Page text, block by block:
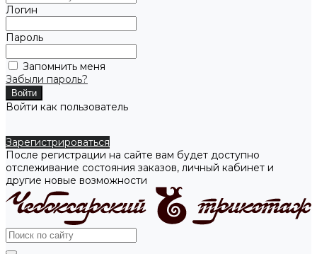
Логин
Пароль
Запомнить меня
Забыли пароль?
Войти как пользователь
Зарегистрироваться
После регистрации на сайте вам будет доступно
отслеживание состояния заказов, личный кабинет и
другие новые возможности